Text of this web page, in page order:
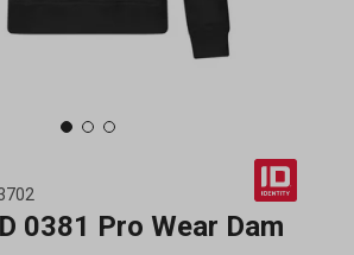
0381 Pro Wear Dam